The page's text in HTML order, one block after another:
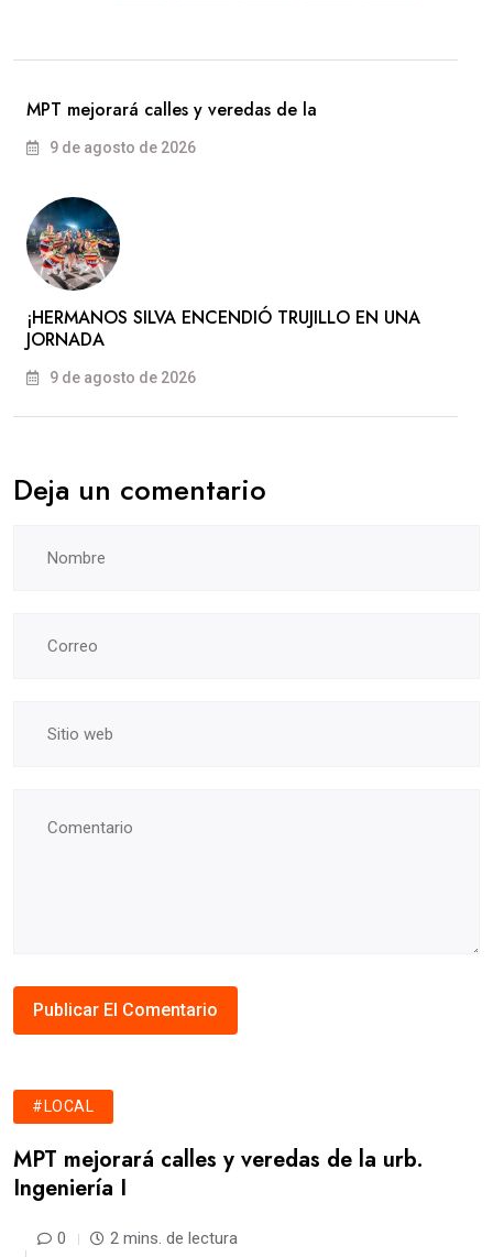
MPT mejorará calles y veredas de la
9 de agosto de 2026
​¡HERMANOS SILVA ENCENDIÓ TRUJILLO EN UNA
JORNADA
9 de agosto de 2026
Deja un comentario
#LOCAL
MPT mejorará calles y veredas de la urb.
Ingeniería I
0 2 mins. de lectura